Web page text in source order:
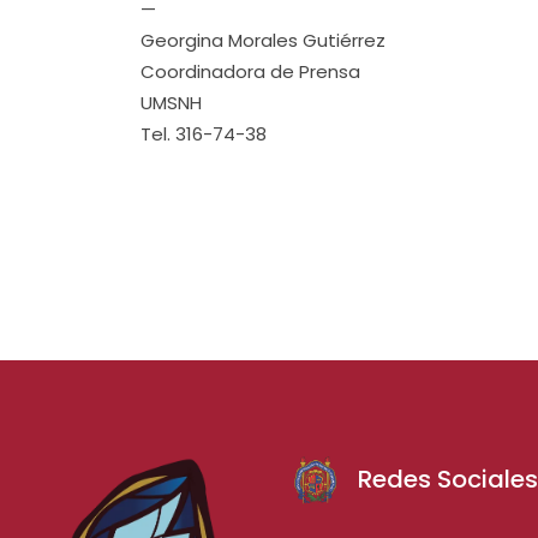
—
Georgina Morales Gutiérrez
Coordinadora de Prensa
UMSNH
Tel. 316-74-38
Redes Sociales